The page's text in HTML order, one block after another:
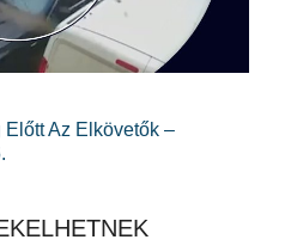
Az Elkövetők –